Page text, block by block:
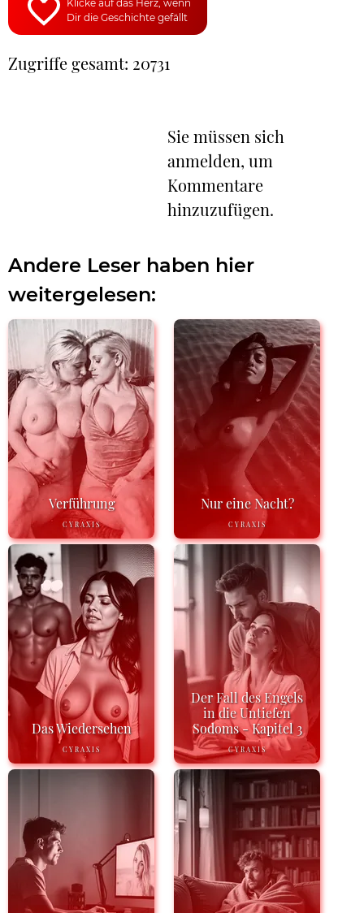
Klicke auf das Herz, wenn
Dir die Geschichte gefällt
Zugriffe gesamt: 20731
Sie müssen sich
anmelden, um
Kommentare
hinzuzufügen.
Andere Leser haben hier
weitergelesen:
Verführung
CYRAXIS
Nur eine Nacht?
CYRAXIS
Das Wiedersehen
CYRAXIS
Der Fall des Engels
in die Untiefen
Sodoms - Kapitel 3
CYRAXIS